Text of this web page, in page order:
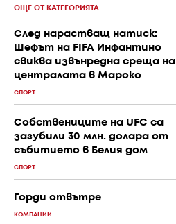
ОЩЕ ОТ КАТЕГОРИЯТА
След нарастващ натиск:
Шефът на FIFA Инфантино
свиква извънредна среща на
централата в Мароко
СПОРТ
Собствениците на UFC са
загубили 30 млн. долара от
събитието в Белия дом
СПОРТ
Горди отвътре
КОМПАНИИ